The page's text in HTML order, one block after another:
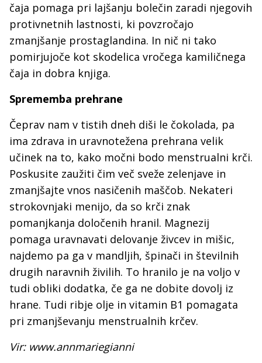
čaja pomaga pri lajšanju bolečin zaradi njegovih
protivnetnih lastnosti, ki povzročajo
zmanjšanje prostaglandina. In nič ni tako
pomirjujoče kot skodelica vročega kamiličnega
čaja in dobra knjiga.
Sprememba prehrane
Čeprav nam v tistih dneh diši le čokolada, pa
ima zdrava in uravnotežena prehrana velik
učinek na to, kako močni bodo menstrualni krči.
Poskusite zaužiti čim več sveže zelenjave in
zmanjšajte vnos nasičenih maščob. Nekateri
strokovnjaki menijo, da so krči znak
pomanjkanja določenih hranil. Magnezij
pomaga uravnavati delovanje živcev in mišic,
najdemo pa ga v mandljih, špinači in številnih
drugih naravnih živilih. To hranilo je na voljo v
tudi obliki dodatka, če ga ne dobite dovolj iz
hrane. Tudi ribje olje in vitamin B1 pomagata
pri zmanjševanju menstrualnih krčev.
Vir: www.annmariegianni